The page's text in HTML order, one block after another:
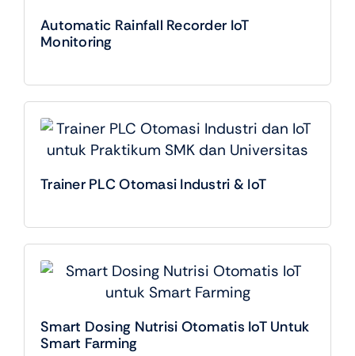
Automatic Rainfall Recorder IoT
Monitoring
Trainer PLC Otomasi Industri & IoT
Smart Dosing Nutrisi Otomatis IoT Untuk
Smart Farming